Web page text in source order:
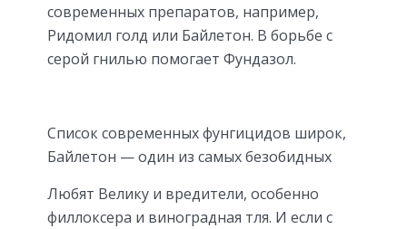
современных препаратов, например,
Ридомил голд или Байлетон. В борьбе с
серой гнилью помогает Фундазол.
Список современных фунгицидов широк,
Байлетон — один из самых безобидных
Любят Велику и вредители, особенно
филлоксера и виноградная тля. И если с